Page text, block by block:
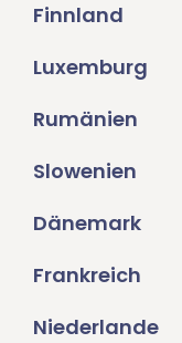
Finnland
Luxemburg
Rumänien
Slowenien
Dänemark
Frankreich
Niederlande